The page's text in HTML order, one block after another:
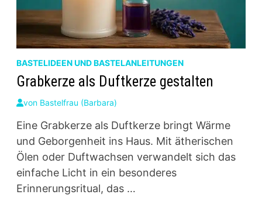
BASTELIDEEN UND BASTELANLEITUNGEN
Grabkerze als Duftkerze gestalten
von Bastelfrau (Barbara)
Eine Grabkerze als Duftkerze bringt Wärme
und Geborgenheit ins Haus. Mit ätherischen
Ölen oder Duftwachsen verwandelt sich das
einfache Licht in ein besonderes
Erinnerungsritual, das …